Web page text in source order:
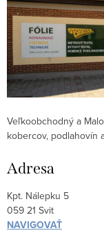
Veľkoobchodný a
kobercov, podlahovín
Adresa
Kpt. Nálepku 5
059 21 Svit
NAVIGOVAŤ